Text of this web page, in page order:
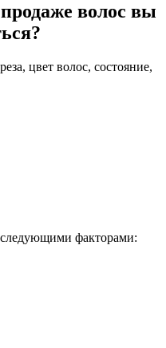
волос вы
цвет волос, состояние,
следующими факторами: